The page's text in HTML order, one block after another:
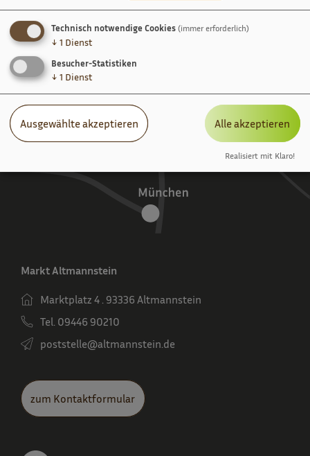
Markt Altmannstein
Marktplatz 4 . 93336 Altmannstein
Tel. 09446 90210
poststelle­@altmannstein.de
zum Kontaktformular
Technisch notwendige Cookies (immer erforderlich)
↓ 1 Dienst
Besucher-Statistiken
↓ 1 Dienst
Ausgewählte akzeptieren Alle akzeptieren
Realisiert mit Klaro!